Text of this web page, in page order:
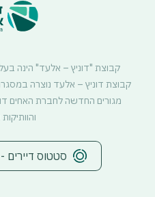
קבוצת דוניץ – אלעד נוצרה
מגורים החדשה לחברת האחים
סטטוס דיירים